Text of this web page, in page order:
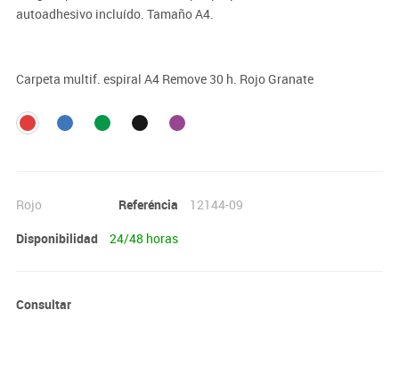
autoadhesivo incluído. Tamaño A4.
Carpeta multif. espiral A4 Remove 30 h. Rojo Granate
Rojo Referéncia
12144-09
Disponibilidad
24/48 horas
Consultar